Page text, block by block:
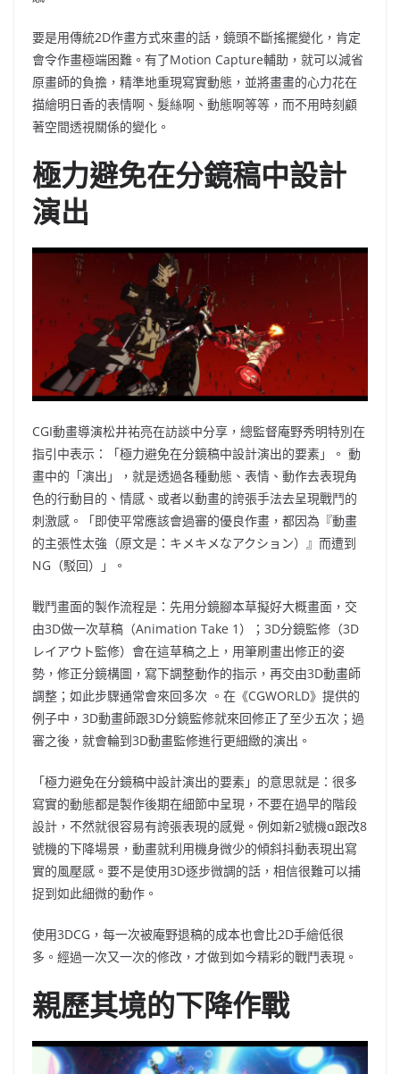
要是用傳統2D作畫方式來畫的話，鏡頭不斷搖擺變化，肯定
會令作畫極端困難。有了Motion Capture輔助，就可以減省
原畫師的負擔，精準地重現寫實動態，並將畫畫的心力花在
描繪明日香的表情啊、髮絲啊、動態啊等等，而不用時刻顧
著空間透視關係的變化。
極力避免在分鏡稿中設計
演出
CGI動畫導演松井祐亮在訪談中分享，總監督庵野秀明特別在
指引中表示：「極力避免在分鏡稿中設計演出的要素」。 動
畫中的「演出」，就是透過各種動態、表情、動作去表現角
色的行動目的、情感、或者以動畫的誇張手法去呈現戰鬥的
刺激感。「即使平常應該會過審的優良作畫，都因為『動畫
的主張性太強（原文是：キメキメなアクション）』而遭到
NG（駁回）」。
戰鬥畫面的製作流程是：先用分鏡腳本草擬好大概畫面，交
由3D做一次草稿（Animation Take 1）；3D分鏡監修（3D
レイアウト監修）會在這草稿之上，用筆刷畫出修正的姿
勢，修正分鏡構圖，寫下調整動作的指示，再交由3D動畫師
調整；如此步驟通常會來回多次 。在《CGWORLD》提供的
例子中，3D動畫師跟3D分鏡監修就來回修正了至少五次；過
審之後，就會輪到3D動畫監修進行更細緻的演出。
「極力避免在分鏡稿中設計演出的要素」的意思就是：很多
寫實的動態都是製作後期在細節中呈現，不要在過早的階段
設計，不然就很容易有誇張表現的感覺。例如新2號機α跟改8
號機的下降場景，動畫就利用機身微少的傾斜抖動表現出寫
實的風壓感。要不是使用3D逐步微調的話，相信很難可以捕
捉到如此細微的動作。
使用3DCG，每一次被庵野退稿的成本也會比2D手繪低很
多。經過一次又一次的修改，才做到如今精彩的戰鬥表現。
親歷其境的下降作戰